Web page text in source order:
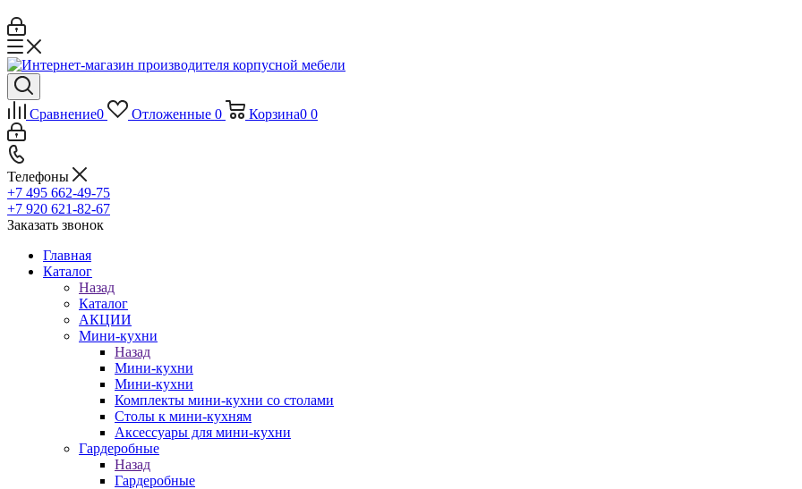
Сравнение0 Отложенные 0 Корзина0 0
Телефоны
+7 495 662-49-75
+7 920 621-82-67
Заказать звонок
Главная
Каталог
Назад
Каталог
АКЦИИ
Мини-кухни
Назад
Мини-кухни
Мини-кухни
Комплекты мини-кухни со столами
Столы к мини-кухням
Аксессуары для мини-кухни
Гардеробные
Назад
Гардеробные